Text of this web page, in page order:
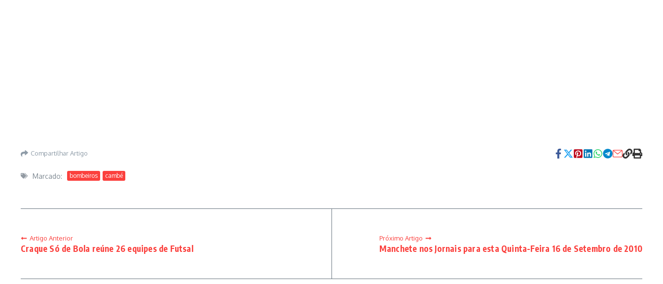
Compartilhar Artigo
Marcado: bombeiros cambé
Artigo Anterior
Craque Só de Bola reúne 26 equipes de Futsal
Próximo Artigo
Manchete nos Jornais para esta Quinta-Feira 16 de Setembro de 2010